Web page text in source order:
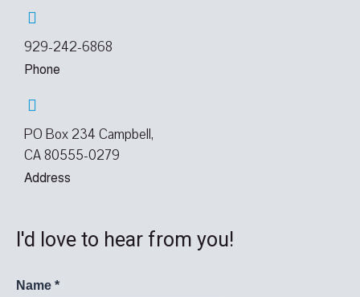
929-242-6868
Phone
PO Box 234 Campbell,
CA 80555-0279
Address
I'd love to hear from you!
Name *